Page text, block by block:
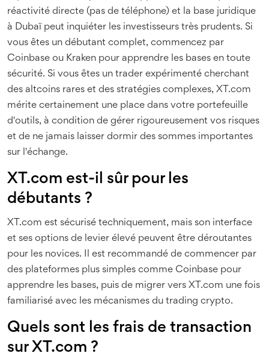
réactivité directe (pas de téléphone) et la base juridique
à Dubaï peut inquiéter les investisseurs très prudents. Si
vous êtes un débutant complet, commencez par
Coinbase ou Kraken pour apprendre les bases en toute
sécurité. Si vous êtes un trader expérimenté cherchant
des altcoins rares et des stratégies complexes, XT.com
mérite certainement une place dans votre portefeuille
d'outils, à condition de gérer rigoureusement vos risques
et de ne jamais laisser dormir des sommes importantes
sur l'échange.
XT.com est-il sûr pour les
débutants ?
XT.com est sécurisé techniquement, mais son interface
et ses options de levier élevé peuvent être déroutantes
pour les novices. Il est recommandé de commencer par
des plateformes plus simples comme Coinbase pour
apprendre les bases, puis de migrer vers XT.com une fois
familiarisé avec les mécanismes du trading crypto.
Quels sont les frais de transaction
sur XT.com ?